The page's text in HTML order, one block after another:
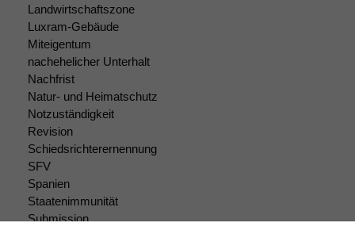
Landwirtschaftszone
Luxram-Gebäude
Miteigentum
nachehelicher Unterhalt
Nachfrist
Natur- und Heimatschutz
Notzuständigkeit
Revision
Schiedsrichterernennung
SFV
Spanien
Staatenimmunität
Submission
korrekt